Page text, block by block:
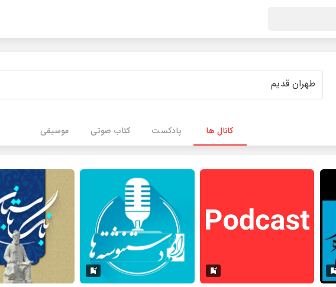
کانال ها پادکست کتاب صوتی موسیقی